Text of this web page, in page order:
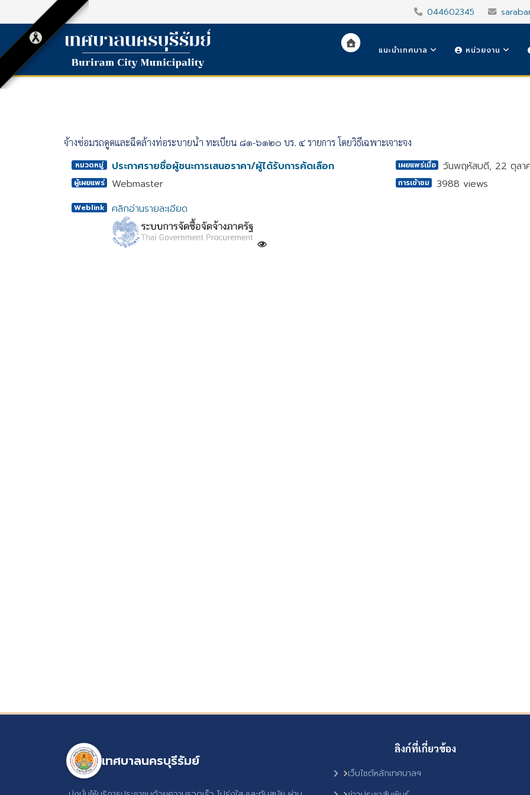
044602345
แนะนำเทศบาล หน่วยงาน
จ้างซ่อมรถดูดและฉีดล้างท่อระบายน้ำ ทะเบียน ๘๑-๖๑๒๐ บร. ๔ รายการ โดยวิธีเฉพาะเจาะจง
หมวดหมู่ ประกาศรายชื่อผู้ชนะการเสนอราคา/ผู้ได้รับการคัดเลือก เผยแพร่เมื่อ วันพฤหัสบดี, 22 ตุลา
ผู้เผยแพร่ Webmaster การเข้าชม 3988 views
Weblink คลิกอ่านรายละเอียด
เทศบาลนครบุรีรัมย์
ลิงก์ที่เกี่ยวข้อง
เว็บไซต์หลักเทศบาลฯ